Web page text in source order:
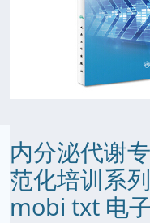
内分泌代谢
范化培训系
mobi txt 电